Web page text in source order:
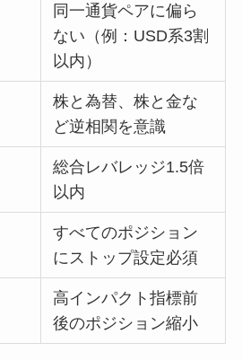
同一通貨ペアに偏ら
ない（例：USD系3割
以内）
株と為替、株と金な
ど逆相関を意識
総合レバレッジ1.5倍
以内
すべてのポジション
にストップ設定必須
高インパクト指標前
後のポジション縮小